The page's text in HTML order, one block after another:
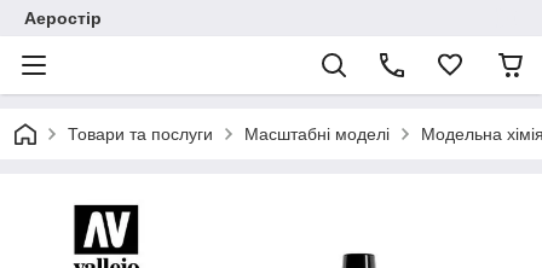
Аеростір
Товари та послуги Масштабні моделі Модельна